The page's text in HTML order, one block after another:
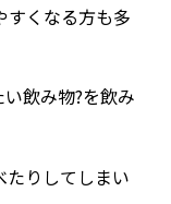
すくなる方も多
い飲み物?を飲み
たりしてしまい